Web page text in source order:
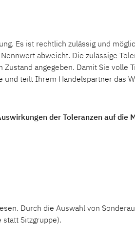
– fünf Wohnwagen-
Wohnwagen für Familien – bei
Urlaub.
– entdecke dein nächstes
Es ist rechtlich zulässig und
abweicht. Die zulässige
angegeben. Damit Sie volle
teilt Ihrem Handelspartner das
der Toleranzen auf die
Durch die Auswahl von
Sitzgruppe).